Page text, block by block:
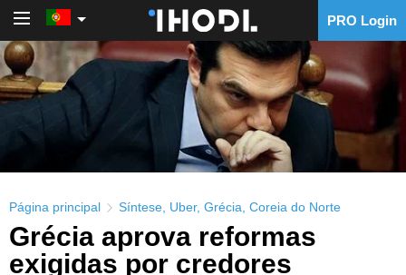
PRO Login
Página principal Síntese Uber, Grécia Coreia do Norte
Grécia aprova reformas
exigidas por credores